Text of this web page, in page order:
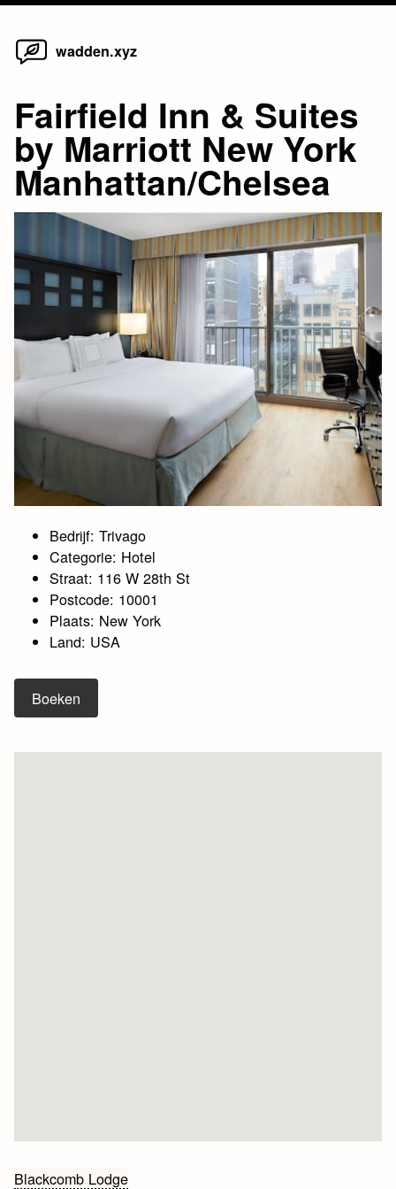
Skip
wadden.xyz
Fairfield Inn & Suites
by Marriott New York
Manhattan/Chelsea
Bedrijf: Trivago
Categorie: Hotel
Straat: 116 W 28th St
Postcode: 10001
Plaats: New York
Land: USA
Boeken
Bericht
Blackcomb Lodge